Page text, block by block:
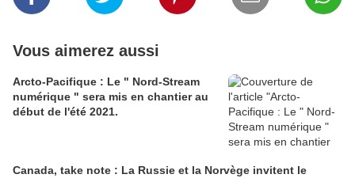
Vous aimerez aussi
Arcto-Pacifique : Le " Nord-Stream
numérique " sera mis en chantier au
début de l'été 2021.
Canada, take note : La Russie et la Norvège invitent le